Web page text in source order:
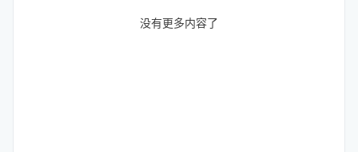
没有更多内容了